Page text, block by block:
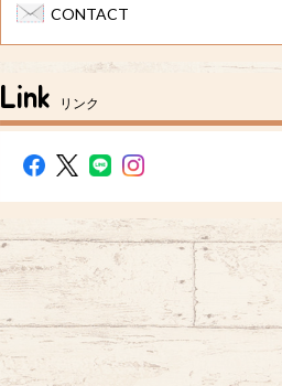
CONTACT
Link リンク